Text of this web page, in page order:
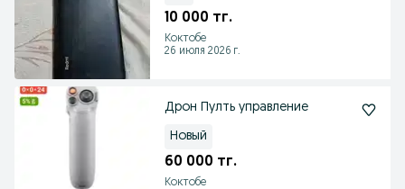
10 000 тг.
Коктобе
26 июля 2026 г.
Дрон Пулть управление
Новый
60 000 тг.
Коктобе